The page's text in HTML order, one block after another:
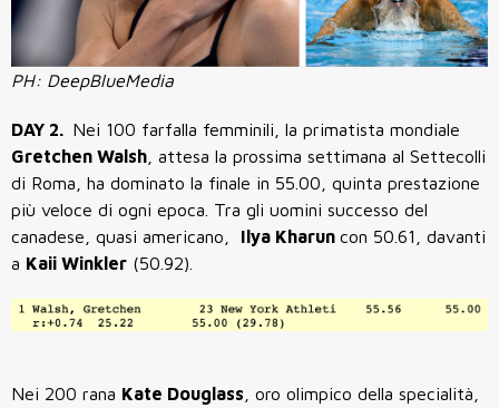
PH: DeepBlueMedia
DAY 2. Nei 100 farfalla femminili, la primatista mondiale
Gretchen Walsh , attesa la prossima settimana al Settecolli
di Roma, ha dominato la finale in 55.00, quinta prestazione
più veloce di ogni epoca. Tra gli uomini successo del
canadese, quasi americano, Ilya Kharun con 50.61, davanti
a Kaii Winkler (50.92).
Nei 200 rana Kate Douglass , oro olimpico della specialità,